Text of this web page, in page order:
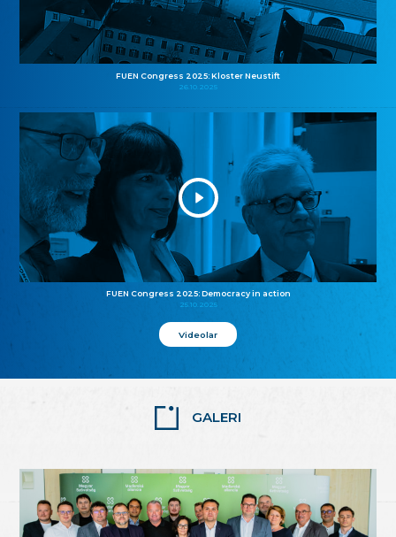
FUEN Congress 2025: Kloster Neustift
26.10.2025
FUEN Congress 2025: Democracy in action
25.10.2025
Videolar
GALERI